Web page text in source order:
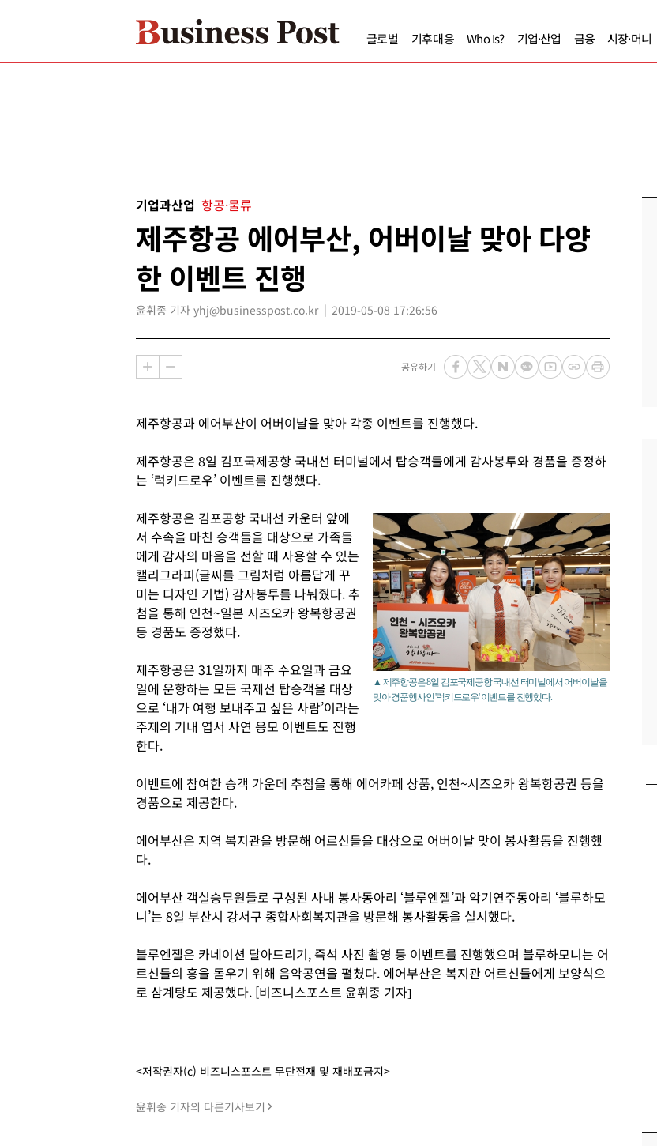
글로벌 기후대응 Who Is? 기업·산업 금융 시장·머니
기업과산업 항공·물류
제주항공 에어부산, 어버이날 맞아 다양
한 이벤트 진행
윤휘종 기자 yhj@businesspost.co.kr 2019-05-08 17:26:56
공유하기
제주항공과 에어부산이 어버이날을 맞아 각종 이벤트를 진행했다.
제주항공은 8일 김포국제공항 국내선 터미널에서 탑승객들에게 감사봉투와 경품을 증정하
는 ‘럭키드로우’ 이벤트를 진행했다.
▲ 제주항공은 8일 김포국제공항 국내선 터미널에서 어버이날을
맞아 경품행사인 '럭키드로우' 이벤트를 진행했다.
제주항공은 김포공항 국내선 카운터 앞에
서 수속을 마친 승객들을 대상으로 가족들
에게 감사의 마음을 전할 때 사용할 수 있는
캘리그라피(글씨를 그림처럼 아름답게 꾸
미는 디자인 기법) 감사봉투를 나눠줬다. 추
첨을 통해 인천~일본 시즈오카 왕복항공권
등 경품도 증정했다.
제주항공은 31일까지 매주 수요일과 금요
일에 운항하는 모든 국제선 탑승객을 대상
으로 ‘내가 여행 보내주고 싶은 사람’이라는
주제의 기내 엽서 사연 응모 이벤트도 진행
한다.
이벤트에 참여한 승객 가운데 추첨을 통해 에어카페 상품, 인천~시즈오카 왕복항공권 등을
경품으로 제공한다.
에어부산은 지역 복지관을 방문해 어르신들을 대상으로 어버이날 맞이 봉사활동을 진행했
다.
에어부산 객실승무원들로 구성된 사내 봉사동아리 ‘블루엔젤’과 악기연주동아리 ‘블루하모
니’는 8일 부산시 강서구 종합사회복지관을 방문해 봉사활동을 실시했다.
블루엔젤은 카네이션 달아드리기, 즉석 사진 촬영 등 이벤트를 진행했으며 블루하모니는 어
르신들의 흥을 돋우기 위해 음악공연을 펼쳤다. 에어부산은 복지관 어르신들에게 보양식으
로 삼계탕도 제공했다. [비즈니스포스트 윤휘종 기자]
<저작권자(c) 비즈니스포스트 무단전재 및 재배포금지>
윤휘종 기자의 다른기사보기